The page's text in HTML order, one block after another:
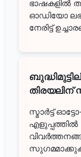
ഭാഷകളിൽ
ഓഡിയോ
നേരിട്ട്
തിരയലിന്
സ്മാർട്ട്
എളുപ്പത്തിൽ